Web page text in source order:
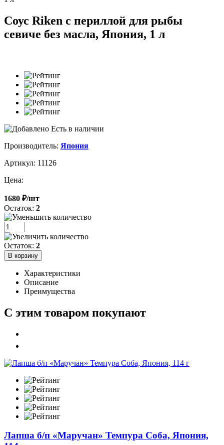
Соус Riken с периллой для рыбы
севиче без масла, Япония, 1 л
Есть в наличии
Производитель: Япония
Артикул: 11126
Цена:
1680 ₽/шт
Остаток: 2
Остаток: 2
В корзину
Характеристики
Описание
Преимущества
С этим товаром покупают
Лапша б/п «Маручан» Темпура Соба, Япония,